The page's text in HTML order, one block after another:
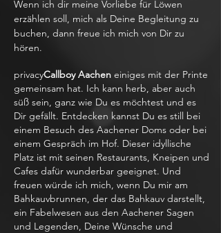
Wenn ich dir meine Vorliebe für Löwen
erzählen soll, mich als Deine Begleitung zu
buchen, dann freue ich mich von Dir zu
hören.
privacyCallboy Aachen einiges mit der Printe
gemeinsam hat. Ich kann herb, aber auch
süß sein, ganz wie Du es möchtest und es
Dir gefällt. Entdecken kannst Du es still bei
einem Besuch des Aachener Doms oder bei
einem Gespräch im Hof. Dieser idyllische
Platz ist mit seinen Restaurants, Kneipen und
Cafes dafür wunderbar geeignet. Und
freuen würde ich mich, wenn Du mir am
Bahkauvbrunnen, der das Bahkauv darstellt,
ein Fabelwesen aus den Aachener Sagen
und Legenden, Deine Wünsche und